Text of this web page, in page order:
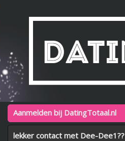
Aanmelden bij DatingTotaal.nl
lekker contact met Dee-Dee1??